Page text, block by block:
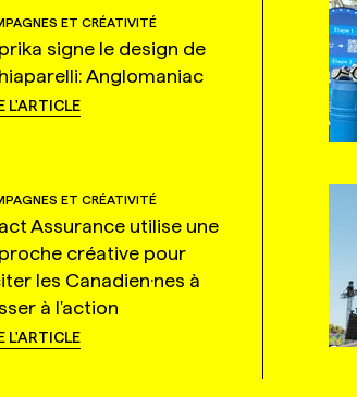
ET CRÉATIVITÉ
signe le design de
Anglomaniac
L'ARTICLE
ET CRÉATIVITÉ
Assurance utilise une
créative pour
les Canadien·nes à
à l'action
L'ARTICLE